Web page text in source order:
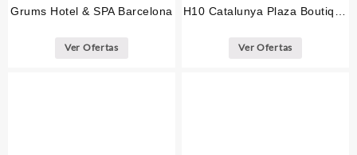
Grums Hotel & SPA Barcelona
Ver Ofertas
H10 Catalunya Plaza Boutique
Ver Ofertas